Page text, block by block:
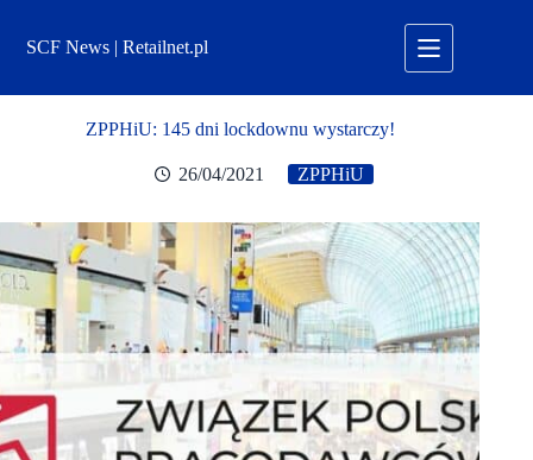
treściSCF News | Retailnet.pl
ZPPHiU: 145 dni lockdownu wystarczy!
26/04/2021 ZPPHiU